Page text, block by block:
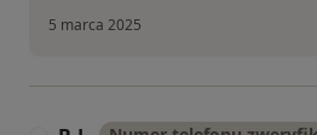
5 marca 2025